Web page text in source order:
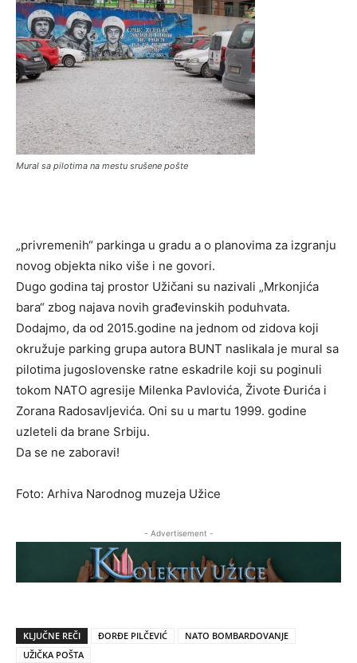
Mural sa pilotima na mestu srušene pošte
„privremenih“ parkinga u gradu a o planovima za izgranju
novog objekta niko više i ne govori.
Dugo godina taj prostor Užičani su nazivali „Mrkonjića
bara“ zbog najava novih građevinskih poduhvata.
Dodajmo, da od 2015.godine na jednom od zidova koji
okružuje parking grupa autora BUNT naslikala je mural sa
pilotima jugoslovenske ratne eskadrile koji su poginuli
tokom NATO agresije Milenka Pavlovića, Živote Đurića i
Zorana Radosavljevića. Oni su u martu 1999. godine
uzleteli da brane Srbiju.
Da se ne zaboravi!
Foto: Arhiva Narodnog muzeja Užice
- Advertisement -
KLJUČNE REČI ĐORĐE PILČEVIĆ
NATO BOMBARDOVANJE
UŽIČKA POŠTA